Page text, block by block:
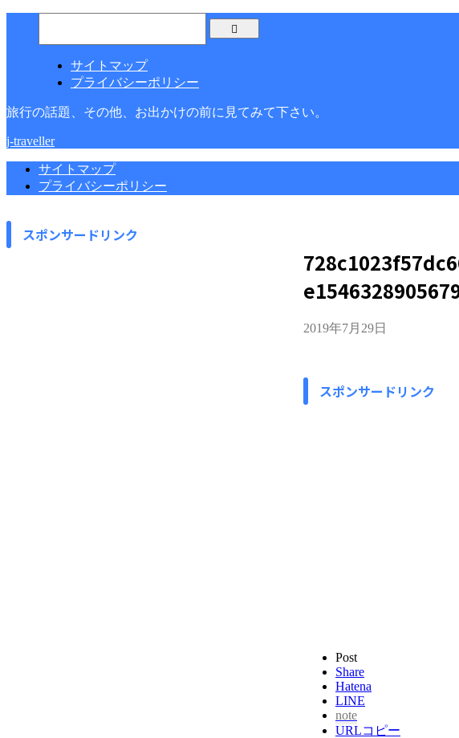
サイトマップ
プライバシーポリシー
旅行の話題、その他、お出かけの前に見てみて下さい。
j-traveller
サイトマップ
プライバシーポリシー
2019年7月29日
スポンサードリンク
Post
Share
Hatena
LINE
note
URLコピー
スポンサードリンク